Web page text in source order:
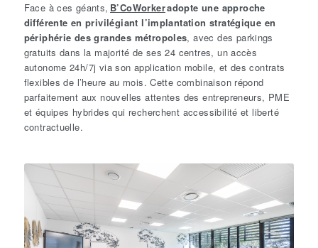
Face à ces géants, B’CoWorkeradopte une approche
différente en privilégiant l’implantation stratégique en
périphérie des grandes métropoles, avec des parkings
gratuits dans la majorité de ses 24 centres, un accès
autonome 24h/7j via son application mobile, et des contrats
flexibles de l’heure au mois. Cette combinaison répond
parfaitement aux nouvelles attentes des entrepreneurs, PME
et équipes hybrides qui recherchent accessibilité et liberté
contractuelle.